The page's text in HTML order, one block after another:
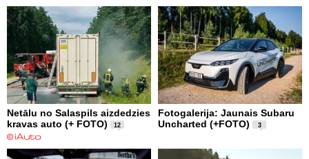
Netālu no Salaspils aizdedzies
kravas auto (+ FOTO)
12
Fotogalerija: Jaunais Subaru
Uncharted (+FOTO)
3